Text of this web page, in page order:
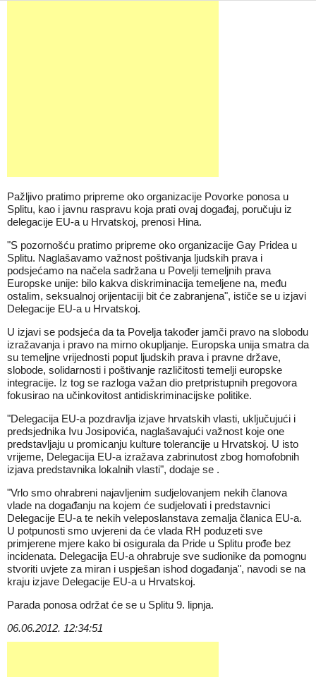
Pažljivo pratimo pripreme oko organizacije Povorke ponosa u
Splitu, kao i javnu raspravu koja prati ovaj događaj, poručuju iz
delegacije EU-a u Hrvatskoj, prenosi Hina.
"S pozornošću pratimo pripreme oko organizacije Gay Pridea u
Splitu. Naglašavamo važnost poštivanja ljudskih prava i
podsjećamo na načela sadržana u Povelji temeljnih prava
Europske unije: bilo kakva diskriminacija temeljene na, među
ostalim, seksualnoj orijentaciji bit će zabranjena", ističe se u izjavi
Delegacije EU-a u Hrvatskoj.
U izjavi se podsjeća da ta Povelja također jamči pravo na slobodu
izražavanja i pravo na mirno okupljanje. Europska unija smatra da
su temeljne vrijednosti poput ljudskih prava i pravne države,
slobode, solidarnosti i poštivanje različitosti temelji europske
integracije. Iz tog se razloga važan dio pretpristupnih pregovora
fokusirao na učinkovitost antidiskriminacijske politike.
"Delegacija EU-a pozdravlja izjave hrvatskih vlasti, uključujući i
predsjednika Ivu Josipovića, naglašavajući važnost koje one
predstavljaju u promicanju kulture tolerancije u Hrvatskoj. U isto
vrijeme, Delegacija EU-a izražava zabrinutost zbog homofobnih
izjava predstavnika lokalnih vlasti", dodaje se .
"Vrlo smo ohrabreni najavljenim sudjelovanjem nekih članova
vlade na događanju na kojem će sudjelovati i predstavnici
Delegacije EU-a te nekih veleposlanstava zemalja članica EU-a.
U potpunosti smo uvjereni da će vlada RH poduzeti sve
primjerene mjere kako bi osigurala da Pride u Splitu prođe bez
incidenata. Delegacija EU-a ohrabruje sve sudionike da pomognu
stvoriti uvjete za miran i uspješan ishod događanja", navodi se na
kraju izjave Delegacije EU-a u Hrvatskoj.
Parada ponosa održat će se u Splitu 9. lipnja.
06.06.2012. 12:34:51